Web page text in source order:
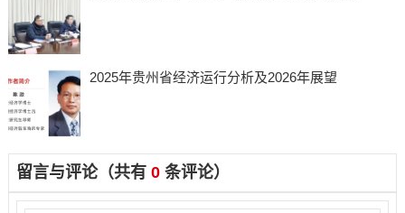
2025年贵州省经济运行分析及2026年展望
留言与评论（共有 0条评论）